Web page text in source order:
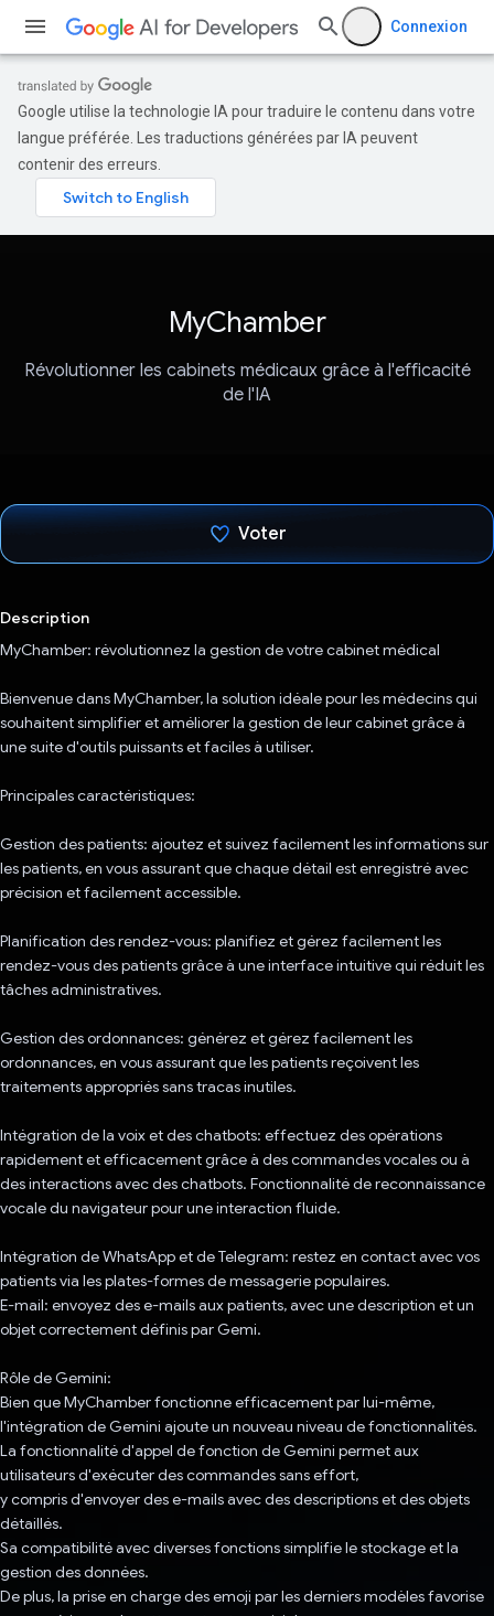
Connexion
Google utilise la technologie IA pour traduire le contenu dans votre
langue préférée. Les traductions générées par IA peuvent
contenir des erreurs.
MyChamber
Révolutionner les cabinets médicaux grâce à l'efficacité
de l'IA
Voter
Description
MyChamber: révolutionnez la gestion de votre cabinet médical
Bienvenue dans MyChamber, la solution idéale pour les médecins qui
souhaitent simplifier et améliorer la gestion de leur cabinet grâce à
une suite d'outils puissants et faciles à utiliser.
Principales caractéristiques:
Gestion des patients: ajoutez et suivez facilement les informations sur
les patients, en vous assurant que chaque détail est enregistré avec
précision et facilement accessible.
Planification des rendez-vous: planifiez et gérez facilement les
rendez-vous des patients grâce à une interface intuitive qui réduit les
tâches administratives.
Gestion des ordonnances: générez et gérez facilement les
ordonnances, en vous assurant que les patients reçoivent les
traitements appropriés sans tracas inutiles.
Intégration de la voix et des chatbots: effectuez des opérations
rapidement et efficacement grâce à des commandes vocales ou à
des interactions avec des chatbots. Fonctionnalité de reconnaissance
vocale du navigateur pour une interaction fluide.
Intégration de WhatsApp et de Telegram: restez en contact avec vos
patients via les plates-formes de messagerie populaires.
E-mail: envoyez des e-mails aux patients, avec une description et un
objet correctement définis par Gemi.
Rôle de Gemini:
Bien que MyChamber fonctionne efficacement par lui-même,
l'intégration de Gemini ajoute un nouveau niveau de fonctionnalités.
La fonctionnalité d'appel de fonction de Gemini permet aux
utilisateurs d'exécuter des commandes sans effort,
y compris d'envoyer des e-mails avec des descriptions et des objets
détaillés.
Sa compatibilité avec diverses fonctions simplifie le stockage et la
gestion des données.
De plus, la prise en charge des emoji par les derniers modèles favorise